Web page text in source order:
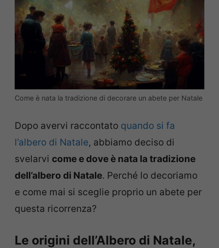
Come è nata la tradizione di decorare un abete per Natale
Dopo avervi raccontato quando si fa
l’albero di Natale, abbiamo deciso di
svelarvi come e dove è nata la tradizione
dell’albero di Natale. Perché lo decoriamo
e come mai si sceglie proprio un abete per
questa ricorrenza?
Le origini dell’Albero di Natale,